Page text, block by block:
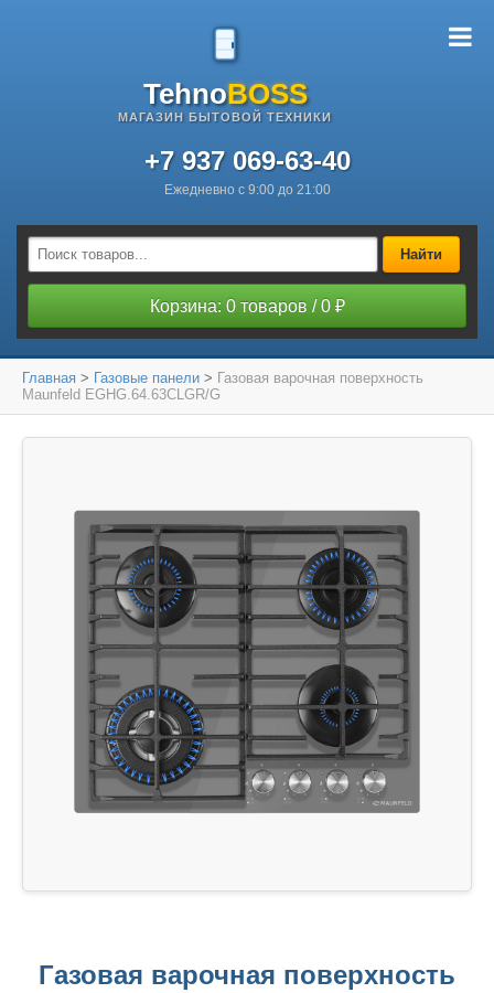
TehnoBOSS
МАГАЗИН БЫТОВОЙ ТЕХНИКИ
+7 937 069-63-40
Ежедневно с 9:00 до 21:00
Найти
Корзина: 0 товаров / 0 ₽
Главная > Газовые панели > Газовая варочная поверхность
Maunfeld EGHG.64.63CLGR/G
Газовая варочная поверхность